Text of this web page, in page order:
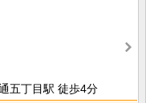
五丁目駅 徒歩4分